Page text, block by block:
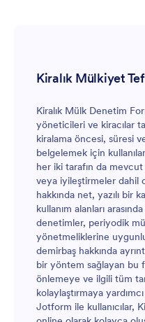
Kiralık Mülkiyet
Kiralık Mülk Denetim
yöneticileri ve kiracılar
kiralama öncesi, süresi
belgelemek için
her iki tarafın da mevcut
veya iyileştirmeler dahil
hakkında net, yazılı bir
kullanım alanları
denetimler, periyodik
yönetmeliklerine
demirbaş hakkında
bir yöntem sağlayan bu
önlemeye ve ilgili tüm
kolaylaştırmaya
Jotform ile kullanıcılar,